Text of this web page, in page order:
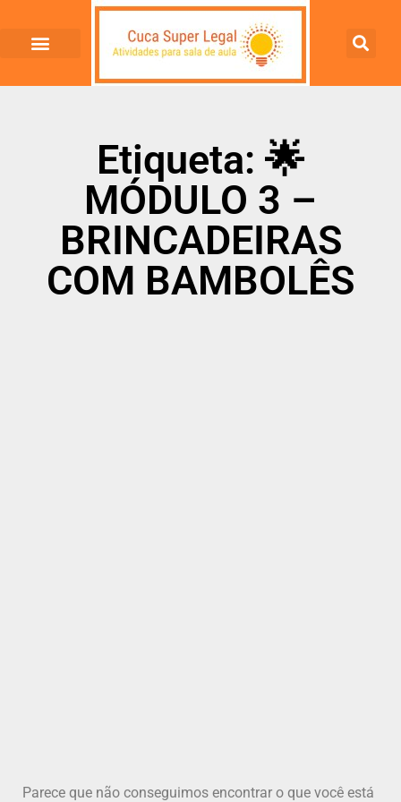
Etiqueta: 🌟
MÓDULO 3 –
BRINCADEIRAS
COM BAMBOLÊS
Parece que não conseguimos encontrar o que você está